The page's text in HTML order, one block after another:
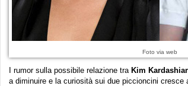
Foto via web
I rumor sulla possibile relazione traKim
a diminuire e la curiosità sui due piccioncini cresce